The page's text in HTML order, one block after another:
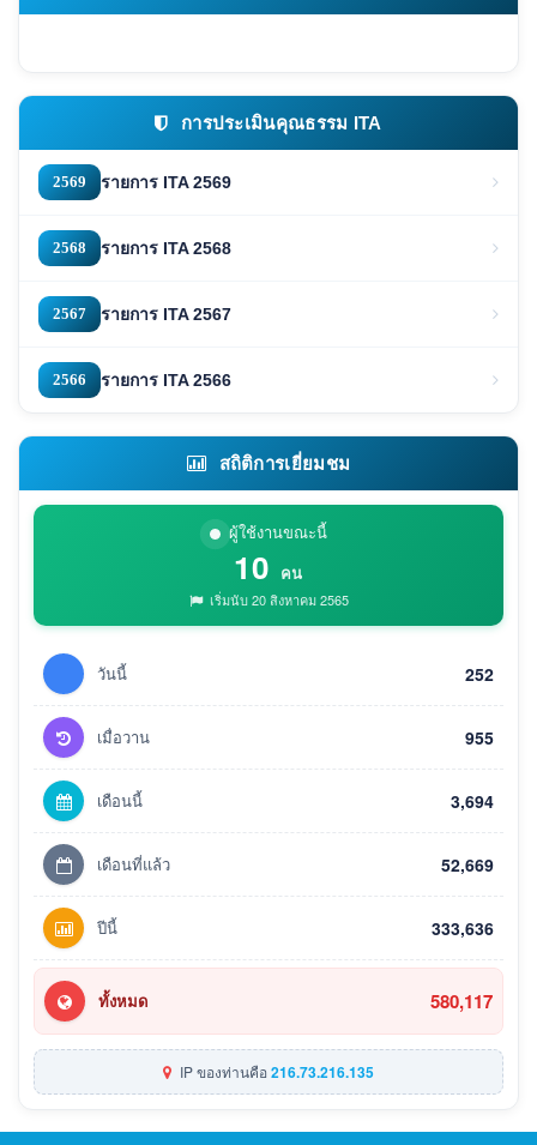
การประเมินคุณธรรม ITA
2569 รายการ ITA 2569
2568 รายการ ITA 2568
2567 รายการ ITA 2567
2566 รายการ ITA 2566
สถิติการเยี่ยมชม
ผู้ใช้งานขณะนี้
10 คน
เริ่มนับ 20 สิงหาคม 2565
วันนี้ 252
เมื่อวาน 955
เดือนนี้ 3,694
เดือนที่แล้ว 52,669
ปีนี้ 333,636
ทั้งหมด 580,117
IP ของท่านคือ216.73.216.135